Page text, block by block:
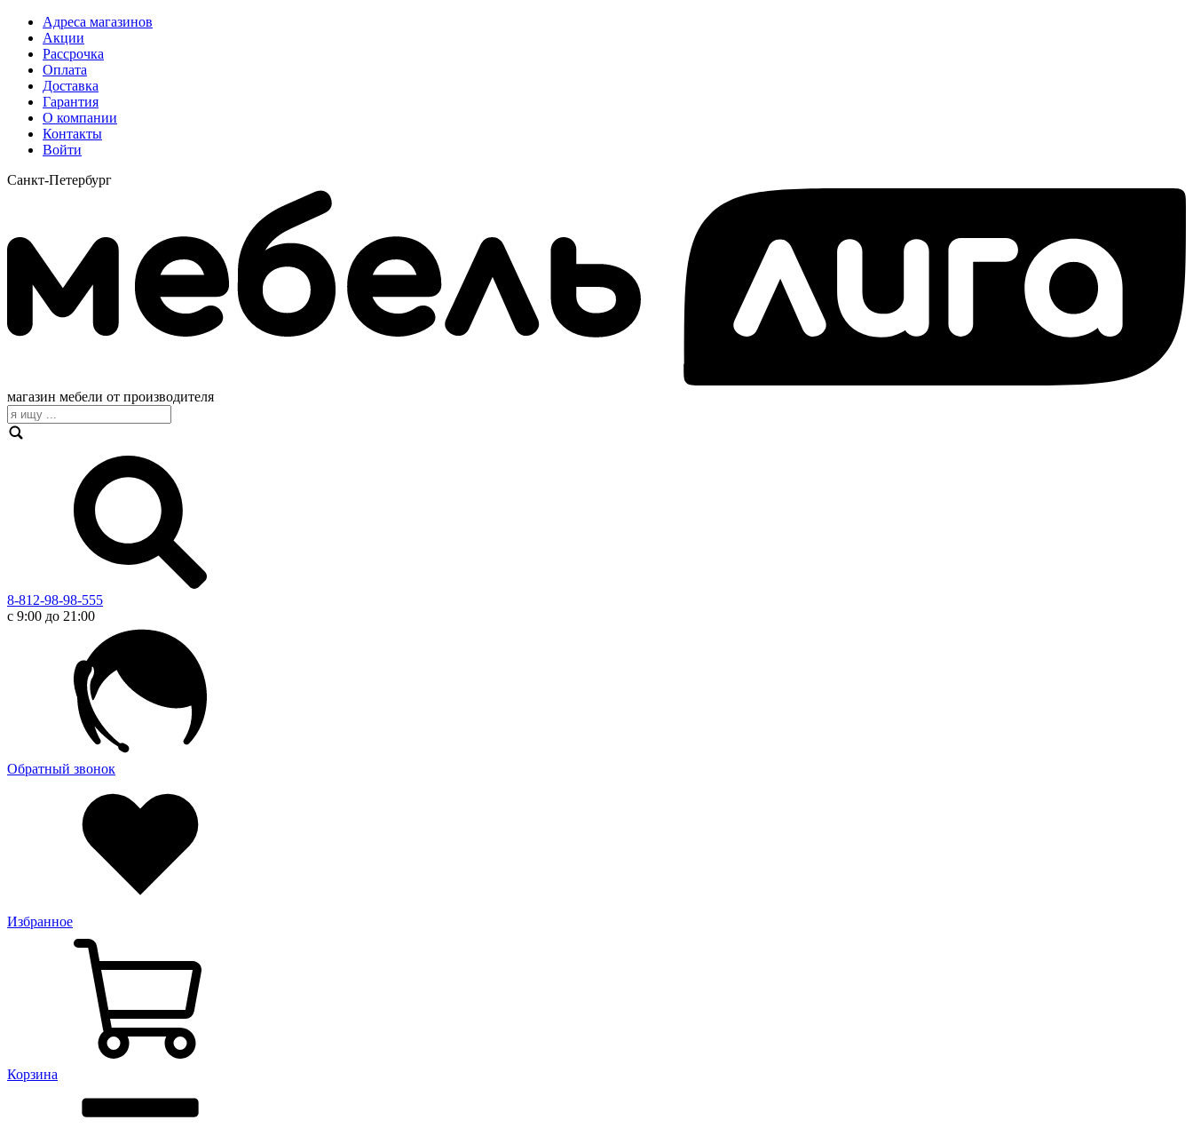
Адреса магазинов
Акции
Рассрочка
Оплата
Доставка
Гарантия
О компании
Контакты
Войти
Санкт-Петербург
магазин мебели от производителя
8-812-98-98-555
с 9:00 до 21:00
Обратный звонок
Избранное
Корзина